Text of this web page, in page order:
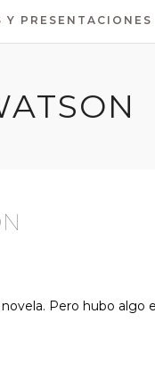
Y PRESENTACIONES
Pero hubo algo